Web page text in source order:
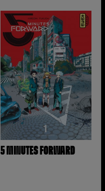
5 MINUTES FORWARD